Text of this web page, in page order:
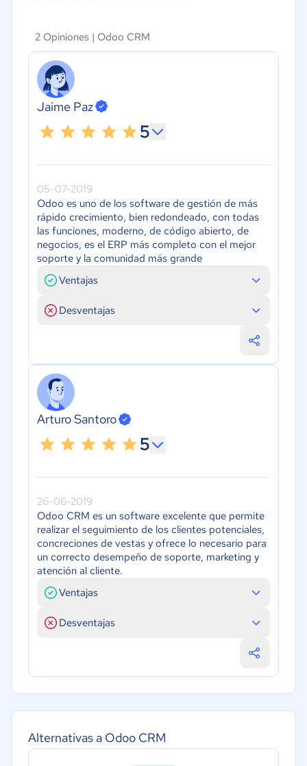
Alternativas a Odoo CRM
2 Opiniones | Odoo CRM
Jaime Paz
5
05-07-2019
Odoo es uno de los software de gestión de más
rápido crecimiento, bien redondeado, con todas
las funciones, moderno, de código abierto, de
negocios, es el ERP más completo con el mejor
soporte y la comunidad más grande
Ventajas
Desventajas
Arturo Santoro
5
26-06-2019
Odoo CRM es un software excelente que permite
realizar el seguimiento de los clientes potenciales,
concreciones de vestas y ofrece lo necesario para
un correcto desempeño de soporte, marketing y
atención al cliente.
Ventajas
Desventajas